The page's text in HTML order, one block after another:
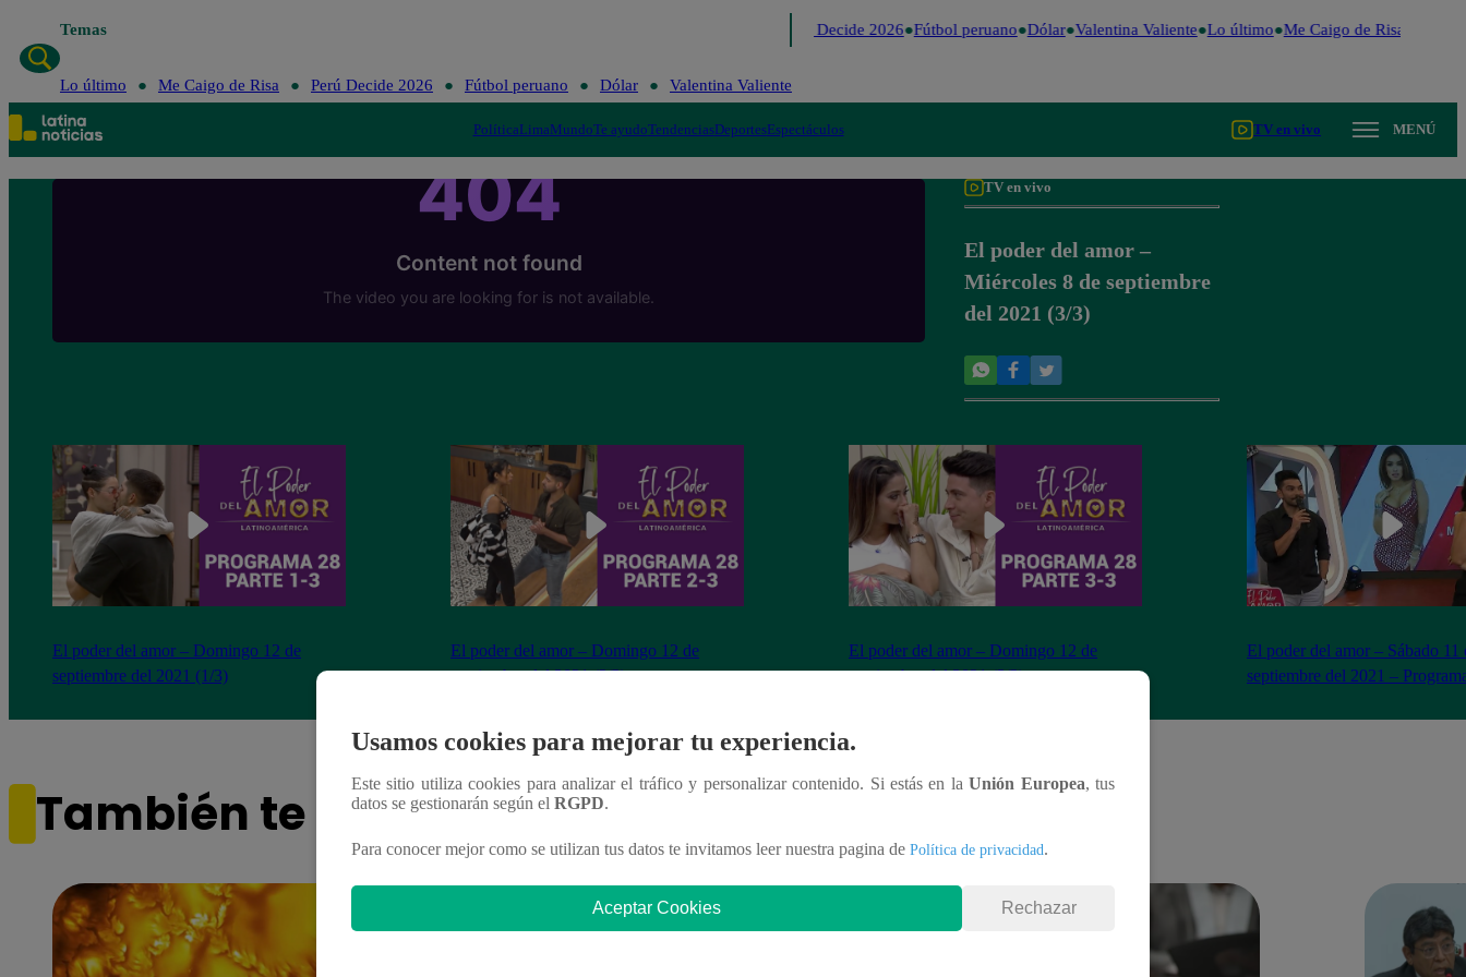
Temas Perú Decide 2026 Fútbol peruano Dólar Valentina Valiente Lo último Me Caigo de Risa
Lo último Me Caigo de Risa Perú Decide 2026 Fútbol peruano Dólar Valentina Valiente
PolíticaLimaMundoTe ayudoTendenciasDeportesEspectáculos TV en vivo MENÚ
TV en vivo
El poder del amor –
Miércoles 8 de septiembre
del 2021 (3/3)
El poder del amor – Domingo 12 de
septiembre del 2021 (1/3)
El poder del amor – Domingo 12 de
septiembre del 2021 (2/3)
El poder del amor – Domingo 12 de
septiembre del 2021 (3/3)
El poder del amor – Sábado 11
septiembre del 2021 –
También te puede interesar
Usamos cookies para mejorar tu experiencia.
Este sitio utiliza cookies para analizar el tráfico y personalizar contenido. Si estás en laUnión Europea, tus
datos se gestionarán según el RGPD.
Para conocer mejor como se utilizan tus datos te invitamos leer nuestra pagina de Política de privacidad.
Aceptar Cookies Rechazar